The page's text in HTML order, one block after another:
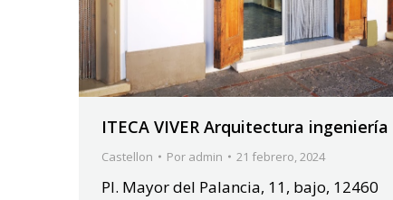
ITECA VIVER Arquitectura ingeniería
Castellon Por admin 21 febrero, 2024
Pl. Mayor del Palancia, 11, bajo, 12460